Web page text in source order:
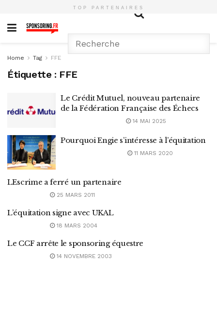
TOP PARTENAIRES
Home Tag FFE
Étiquette : FFE
Le Crédit Mutuel, nouveau partenaire
de la Fédération Française des Échecs
14 MAI 2025
Pourquoi Engie s’intéresse à l’équitation
11 MARS 2020
LEscrime a ferré un partenaire
25 MARS 2011
L’équitation signe avec UKAL
18 MARS 2004
Le CCF arrête le sponsoring équestre
14 NOVEMBRE 2003